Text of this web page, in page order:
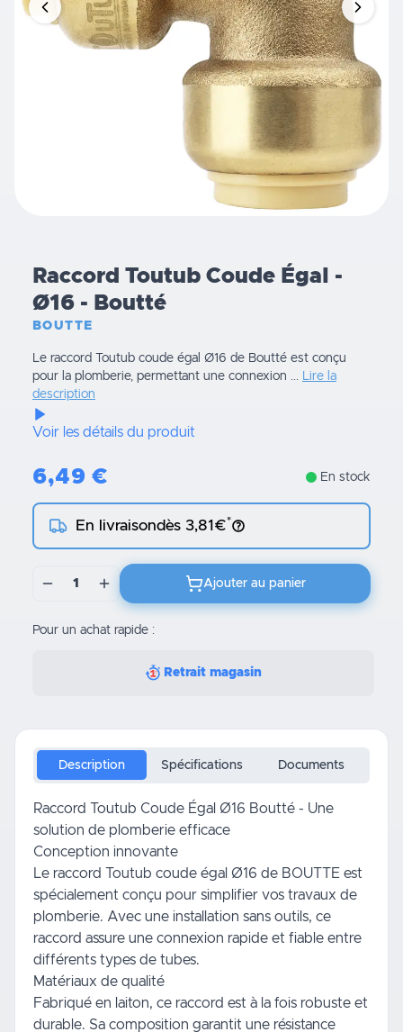
Raccord Toutub Coude Égal -
Ø16 - Boutté
BOUTTE
Le raccord Toutub coude égal Ø16 de Boutté est conçu
pour la plomberie, permettant une connexion ... Lire la
description
Voir les détails du produit
6,49 € En stock
En livraisondès 3,81€*
1 Ajouter au panier
Pour un achat rapide :
Retrait magasin
Description Spécifications Documents
Raccord Toutub Coude Égal Ø16 Boutté - Une
solution de plomberie efficace
Conception innovante
Le raccord Toutub coude égal Ø16 de BOUTTE est
spécialement conçu pour simplifier vos travaux de
plomberie. Avec une installation sans outils, ce
raccord assure une connexion rapide et fiable entre
différents types de tubes.
Matériaux de qualité
Fabriqué en laiton, ce raccord est à la fois robuste et
durable. Sa composition garantit une résistance